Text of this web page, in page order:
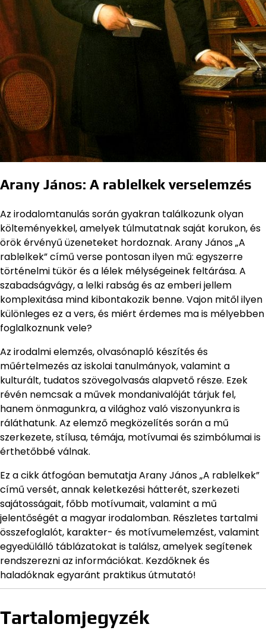
Arany János: A rablelkek verselemzés
Az irodalomtanulás során gyakran találkozunk olyan
költeményekkel, amelyek túlmutatnak saját korukon, és
örök érvényű üzeneteket hordoznak. Arany János „A
rablelkek” című verse pontosan ilyen mű: egyszerre
történelmi tükör és a lélek mélységeinek feltárása. A
szabadságvágy, a lelki rabság és az emberi jellem
komplexitása mind kibontakozik benne. Vajon mitől ilyen
különleges ez a vers, és miért érdemes ma is mélyebben
foglalkoznunk vele?
Az irodalmi elemzés, olvasónapló készítés és
műértelmezés az iskolai tanulmányok, valamint a
kulturált, tudatos szövegolvasás alapvető része. Ezek
révén nemcsak a művek mondanivalóját tárjuk fel,
hanem önmagunkra, a világhoz való viszonyunkra is
ráláthatunk. Az elemző megközelítés során a mű
szerkezete, stílusa, témája, motívumai és szimbólumai is
érthetőbbé válnak.
Ez a cikk átfogóan bemutatja Arany János „A rablelkek”
című versét, annak keletkezési hátterét, szerkezeti
sajátosságait, főbb motívumait, valamint a mű
jelentőségét a magyar irodalomban. Részletes tartalmi
összefoglalót, karakter- és motívumelemzést, valamint
egyedülálló táblázatokat is találsz, amelyek segítenek
rendszerezni az információkat. Kezdőknek és
haladóknak egyaránt praktikus útmutató!
Tartalomjegyzék